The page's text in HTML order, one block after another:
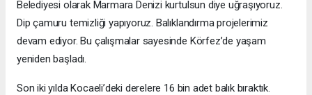
Belediyesi olarak Marmara Denizi kurtulsun diye uğraşıyoruz.
Dip çamuru temizliği yapıyoruz. Balıklandırma projelerimiz
devam ediyor. Bu çalışmalar sayesinde Körfez’de yaşam
yeniden başladı.
Son iki yılda Kocaeli’deki derelere 16 bin adet balık bıraktık.